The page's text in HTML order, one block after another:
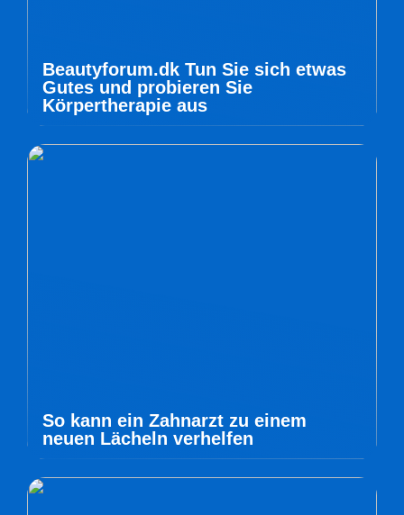
Beautyforum.dk Tun Sie sich etwas
Gutes und probieren Sie
Körpertherapie aus
So kann ein Zahnarzt zu einem
neuen Lächeln verhelfen